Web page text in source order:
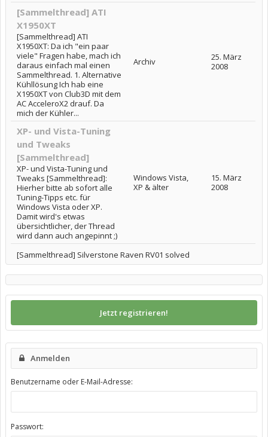
[Sammelthread] ATI
X1950XT
[Sammelthread] ATI
X1950XT: Da ich "ein paar
viele" Fragen habe, mach ich
daraus einfach mal einen
Sammelthread. 1. Alternative
Kühllösung Ich hab eine
X1950XT von Club3D mit dem
AC AcceleroX2 drauf. Da
mich der Kühler...
Archiv
25. März
2008
XP- und Vista-Tuning
und Tweaks
[Sammelthread]
XP- und Vista-Tuning und
Tweaks [Sammelthread]:
Hierher bitte ab sofort alle
Tuning-Tipps etc. für
Windows Vista oder XP.
Damit wird's etwas
übersichtlicher, der Thread
wird dann auch angepinnt ;)
Windows Vista,
XP & älter
15. März
2008
[Sammelthread] Silverstone Raven RV01 solved
Jetzt registrieren!
Anmelden
Benutzername oder E-Mail-Adresse:
Passwort: